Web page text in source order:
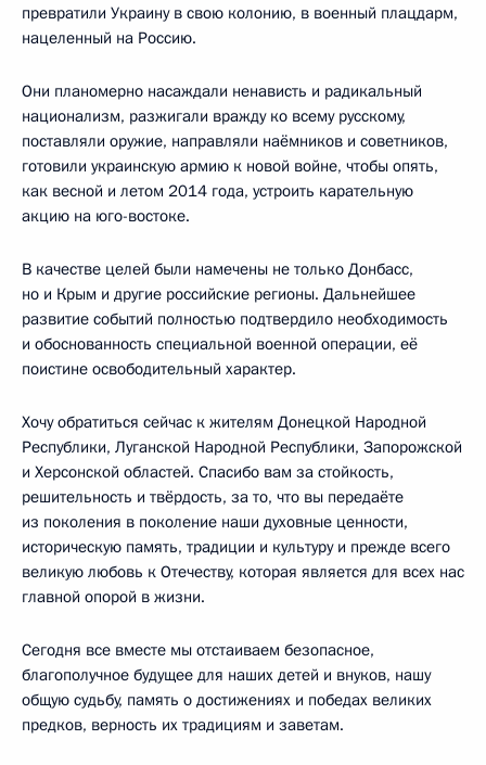
превратили Украину в свою колонию, в военный плацдарм,
нацеленный на Россию.
Они планомерно насаждали ненависть и радикальный
национализм, разжигали вражду ко всему русскому,
поставляли оружие, направляли наёмников и советников,
готовили украинскую армию к новой войне, чтобы опять,
как весной и летом 2014 года, устроить карательную
акцию на юго-востоке.
В качестве целей были намечены не только Донбасс,
но и Крым и другие российские регионы. Дальнейшее
развитие событий полностью подтвердило необходимость
и обоснованность специальной военной операции, её
поистине освободительный характер.
Хочу обратиться сейчас к жителям Донецкой Народной
Республики, Луганской Народной Республики, Запорожской
и Херсонской областей. Спасибо вам за стойкость,
решительность и твёрдость, за то, что вы передаёте
из поколения в поколение наши духовные ценности,
историческую память, традиции и культуру и прежде всего
великую любовь к Отечеству, которая является для всех нас
главной опорой в жизни.
Сегодня все вместе мы отстаиваем безопасное,
благополучное будущее для наших детей и внуков, нашу
общую судьбу, память о достижениях и победах великих
предков, верность их традициям и заветам.